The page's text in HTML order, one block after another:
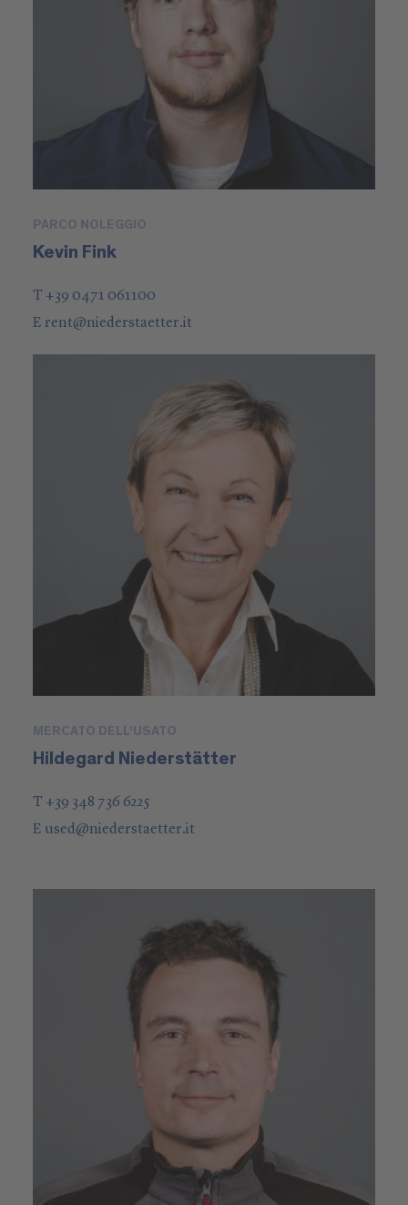
PARCO NOLEGGIO
Kevin Fink
T +39 0471 061100
E rent@niederstaetter.it
MERCATO DELL'USATO
Hildegard Niederstätter
T +39 348 736 6225
E used@niederstaetter.it